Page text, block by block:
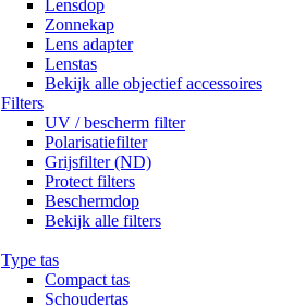
Lensdop
Zonnekap
Lens adapter
Lenstas
Bekijk alle objectief accessoires
Filters
UV / bescherm filter
Polarisatiefilter
Grijsfilter (ND)
Protect filters
Beschermdop
Bekijk alle filters
Type tas
Compact tas
Schoudertas